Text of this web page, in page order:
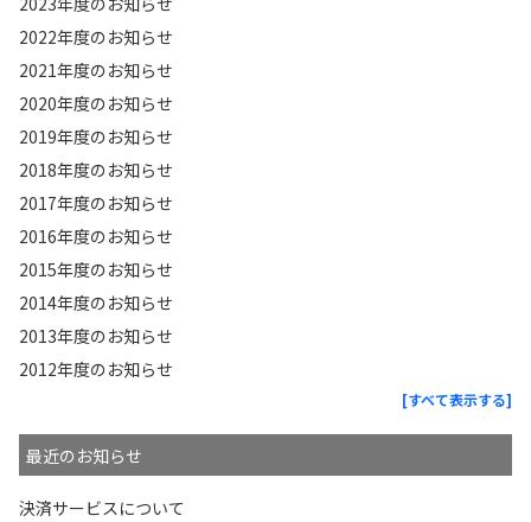
2022年度のお知らせ
2021年度のお知らせ
2020年度のお知らせ
2019年度のお知らせ
2018年度のお知らせ
2017年度のお知らせ
2016年度のお知らせ
2015年度のお知らせ
2014年度のお知らせ
2013年度のお知らせ
2012年度のお知らせ
[すべて表示する]
最近のお知らせ
決済サービスについて